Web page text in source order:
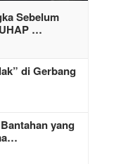
Sebelum
…
di Gerbang
yang